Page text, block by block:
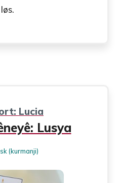
Lucia
Lusya
(kurmanji)